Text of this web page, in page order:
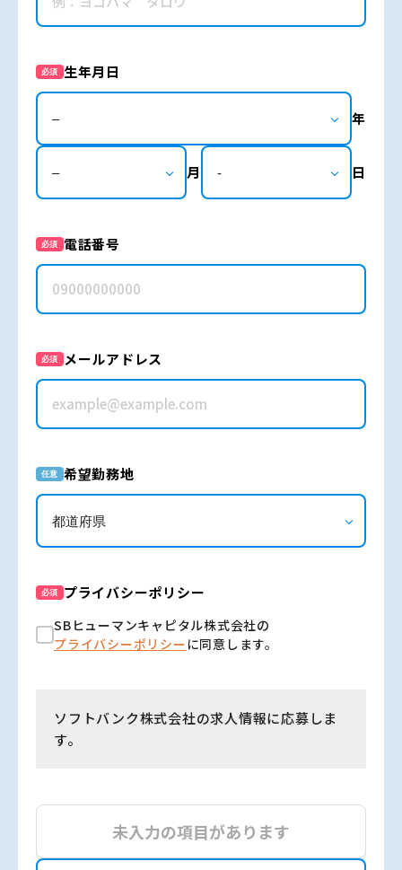
必須 生年月日
年
月 日
必須 電話番号
必須 メールアドレス
任意 希望勤務地
必須 プライバシーポリシー
SBヒューマンキャピタル株式会社の
プライバシーポリシーに同意します。
ソフトバンク株式会社の求人情報に応募しま
す。
未入力の項目があります